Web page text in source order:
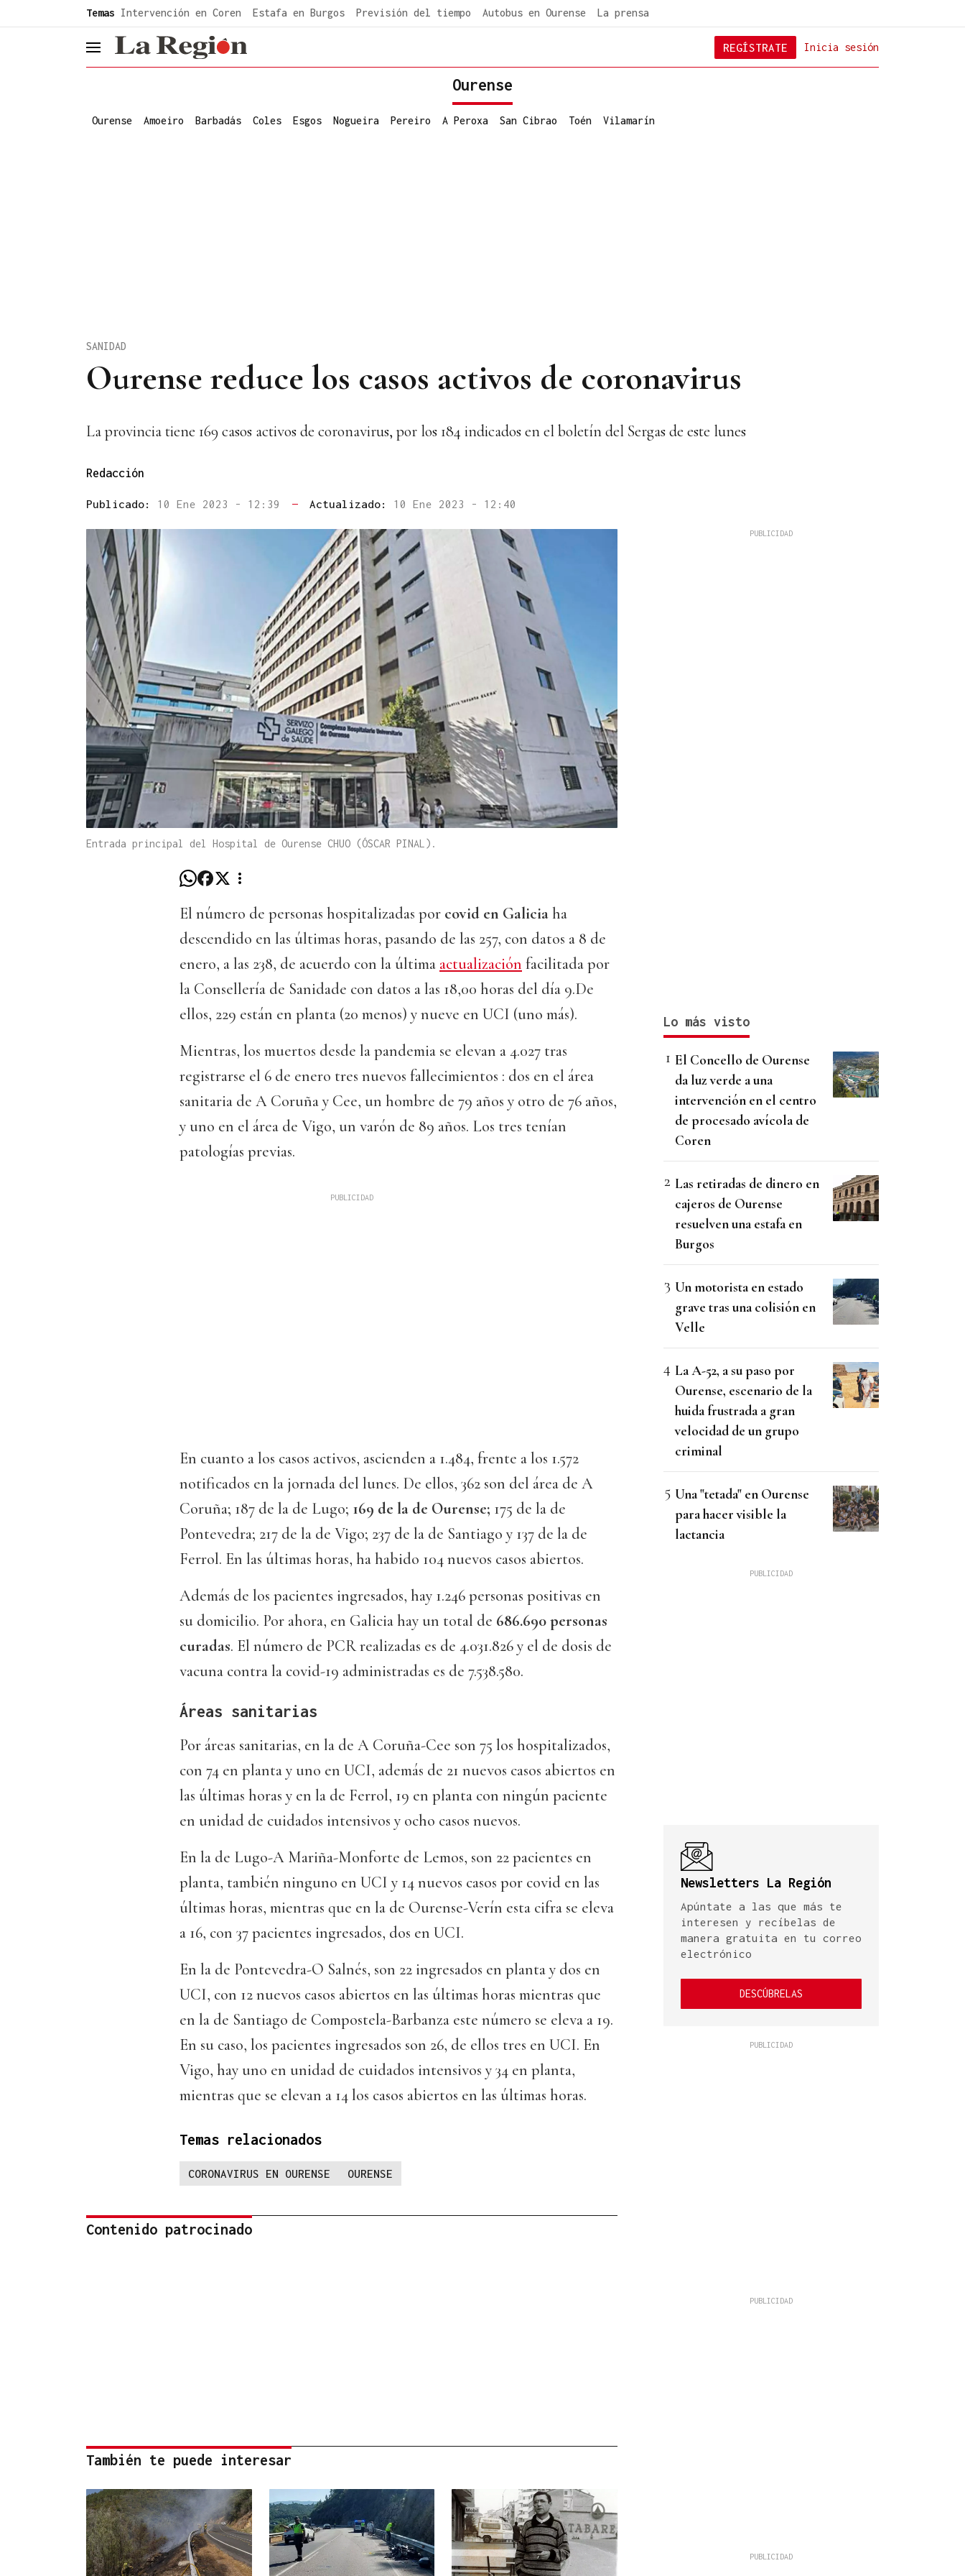
Temas Intervención en Coren Estafa en Burgos Previsión del tiempo Autobus en Ourense La prensa
header.menu.open Inicia sesión
REGÍSTRATE
Ourense
Ourense Amoeiro Barbadás Coles Esgos Nogueira Pereiro A Peroxa San Cibrao Toén Vilamarín
Ourense reduce los casos activos de coronavirus
SANIDAD
La provincia tiene 169 casos activos de coronavirus, por los 184 indicados en el boletín del Sergas de este lunes
Redacción
Publicado: 10 Ene 2023 - 12:39 — Actualizado: 10 Ene 2023 - 12:40
Entrada principal del Hospital de Ourense CHUO (ÓSCAR PINAL).
El número de personas hospitalizadas por covid en Galiciaha
descendido en las últimas horas, pasando de las 257, con datos a 8 de
enero, a las 238, de acuerdo con la última actualización facilitada por
la Consellería de Sanidade con datos a las 18,00 horas del día 9.De
ellos, 229 están en planta (20 menos) y nueve en UCI (uno más).
Mientras, los muertos desde la pandemia se elevan a 4.027 tras
registrarse el 6 de enero tres nuevos fallecimientos : dos en el área
sanitaria de A Coruña y Cee, un hombre de 79 años y otro de 76 años,
y uno en el área de Vigo, un varón de 89 años. Los tres tenían
patologías previas.
En cuanto a los casos activos, ascienden a 1.484, frente a los 1.572
notificados en la jornada del lunes. De ellos, 362 son del área de A
Coruña; 187 de la de Lugo; 169 de la de Ourense; 175 de la de
Pontevedra; 217 de la de Vigo; 237 de la de Santiago y 137 de la de
Ferrol. En las últimas horas, ha habido 104 nuevos casos abiertos.
Además de los pacientes ingresados, hay 1.246 personas positivas en
su domicilio. Por ahora, en Galicia hay un total de 686.690 personas
curadas. El número de PCR realizadas es de 4.031.826 y el de dosis de
vacuna contra la covid-19 administradas es de 7.538.580.
Áreas sanitarias
Por áreas sanitarias, en la de A Coruña-Cee son 75 los hospitalizados,
con 74 en planta y uno en UCI, además de 21 nuevos casos abiertos en
las últimas horas y en la de Ferrol, 19 en planta con ningún paciente
en unidad de cuidados intensivos y ocho casos nuevos.
En la de Lugo-A Mariña-Monforte de Lemos, son 22 pacientes en
planta, también ninguno en UCI y 14 nuevos casos por covid en las
últimas horas, mientras que en la de Ourense-Verín esta cifra se eleva
a 16, con 37 pacientes ingresados, dos en UCI.
En la de Pontevedra-O Salnés, son 22 ingresados en planta y dos en
UCI, con 12 nuevos casos abiertos en las últimas horas mientras que
en la de Santiago de Compostela-Barbanza este número se eleva a 19.
En su caso, los pacientes ingresados son 26, de ellos tres en UCI. En
Vigo, hay uno en unidad de cuidados intensivos y 34 en planta,
mientras que se elevan a 14 los casos abiertos en las últimas horas.
Temas relacionados
CORONAVIRUS EN OURENSE OURENSE
Contenido patrocinado
También te puede interesar
Lo más visto
El Concello de Ourense
da luz verde a una
intervención en el centro
de procesado avícola de
Coren
Las retiradas de dinero en
cajeros de Ourense
resuelven una estafa en
Burgos
Un motorista en estado
grave tras una colisión en
Velle
La A-52, a su paso por
Ourense, escenario de la
huida frustrada a gran
velocidad de un grupo
criminal
Una "tetada" en Ourense
para hacer visible la
lactancia
Newsletters La Región
Apúntate a las que más te
interesen y recíbelas de
manera gratuita en tu correo
electrónico
DESCÚBRELAS